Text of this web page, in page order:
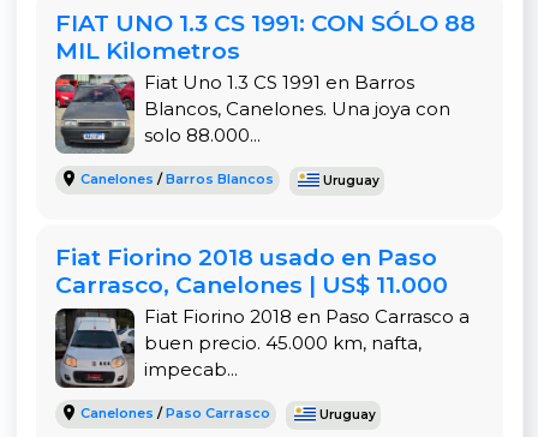
un vehículo de su tamaño, ideal para compras o
viajes cortos.
Seguridad y mantenimiento
Es un auto sencillo, pero confiable. Gracias a su
mecánica simple, es fácil de mantener y los
urbanas.
Por qué elegir un Fiat Uno 1.3 Fire en Uruguay
El Fiat Uno 1.3 Fire es una excelente elección para
quienes buscan un vehículo económico, fácil de
mantener y rendidor. En Uruguay, este modelo es
FIAT UNO 1.3 CS 1991: CON SÓLO 88
MIL Kilometros
Fiat Uno 1.3 CS 1991 en Barros
Blancos, Canelones. Una joya con
solo 88.000...
Canelones /Barros Blancos Uruguay
Fiat Fiorino 2018 usado en Paso
Carrasco, Canelones | US$ 11.000
Fiat Fiorino 2018 en Paso Carrasco a
buen precio. 45.000 km, nafta,
impecab...
Canelones /Paso Carrasco Uruguay